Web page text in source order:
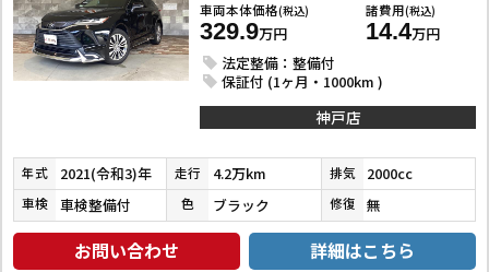
車両本体価格(税込)
329.9万円
諸費用(税込)
14.4万円
法定整備：整備付
保証付 (1ヶ月・1000km )
神戸店
年式 2021(令和3)年 走行 4.2万km 排気 2000cc
車検 車検整備付 色 ブラック 修復 無
お問い合わせ 詳細はこちら